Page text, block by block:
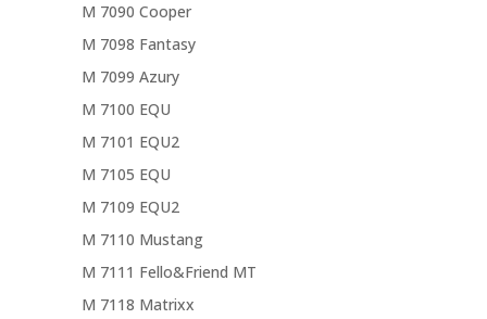
M 7090 Cooper
M 7098 Fantasy
M 7099 Azury
M 7100 EQU
M 7101 EQU2
M 7105 EQU
M 7109 EQU2
M 7110 Mustang
M 7111 Fello&Friend MT
M 7118 Matrixx